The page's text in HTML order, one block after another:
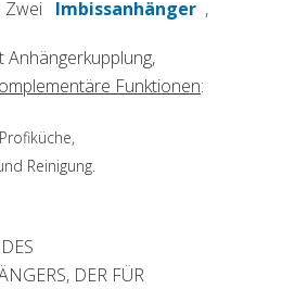
Zwei Imbissanhänger ,
Anhängerkupplung,
äre Funktionen:
Reinigung.
DER FÜR